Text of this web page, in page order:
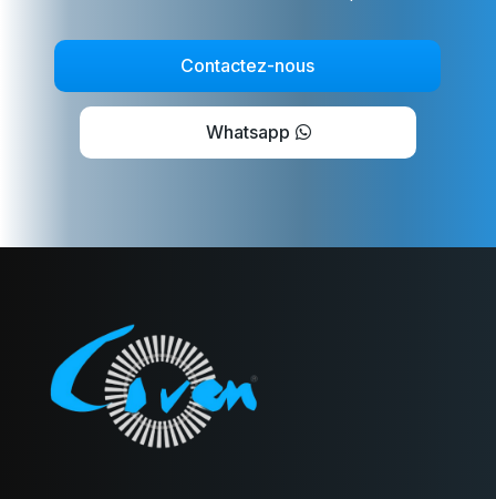
Contactez-nous
Whatsapp